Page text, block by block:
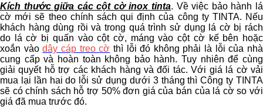
Kích thước giữa các cột cờ inox tinta. Về việc bảo hành lá
cờ mới sẽ theo chính sách qui định của công ty TINTA. Nếu
khách hàng dùng rồi và trong quá trình sử dụng lá cờ bị rách
do lá cờ bị quấn vào cột cờ, máng vào cột cờ kế bên hoặc
xoắn vàodây cáp treo cờ thì lỗi đó không phải là lỗi của nhà
cung cấp và hoàn toàn không bảo hành. Tuy nhiên để cùng
giải quyết hỗ trợ các khách hàng và đối tác. Với giá lá cờ vải
mua lại lần hai do lỗi sử dụng dưới 3 tháng thì Công ty TINTA
sẽ có chính sách hỗ trợ 50% đơn giá của bán của lá cờ so với
giá đã mua trước đó.